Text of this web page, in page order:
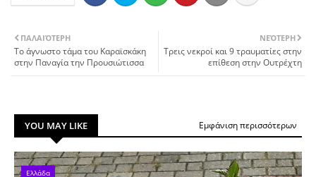
ΝΕΌΤΕΡΗ
Τρεις νεκροί και 9 τραυματίες στην
επίθεση στην Ουτρέχτη
ΠΑΛΑΙΌΤΕΡΗ
Το άγνωστο τάμα του Καραϊσκάκη
στην Παναγία την Προυσιώτισσα
YOU MAY LIKE Εμφάνιση περισσότερων
Ελλάδα